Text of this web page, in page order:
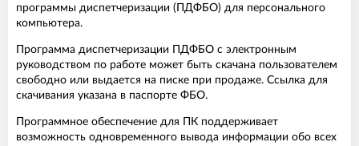
программы диспетчеризации (ПДФБО) для персонального
компьютера.
Программа диспетчеризации ПДФБО с электронным
руководством по работе может быть скачана пользователем
свободно или выдается на писке при продаже. Ссылка для
скачивания указана в паспорте ФБО.
Программное обеспечение для ПК поддерживает
возможность одновременного вывода информации обо всех